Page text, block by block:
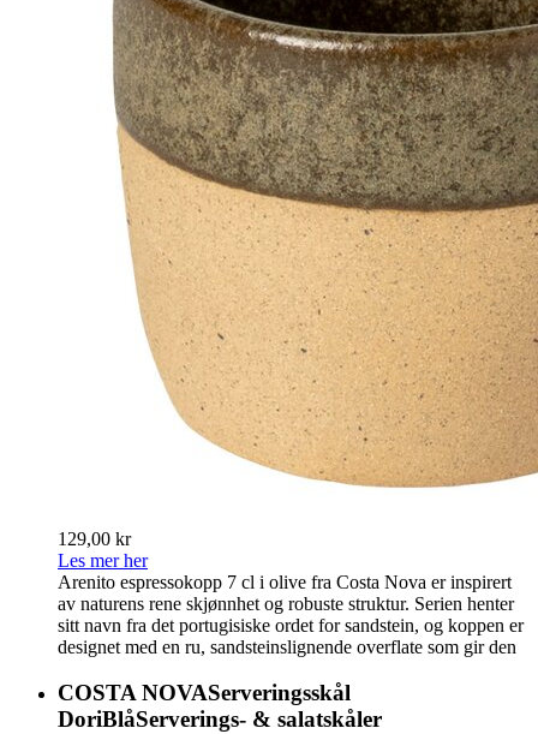
129,00 kr
Les mer her
Arenito espressokopp 7 cl i olive fra Costa Nova er inspirert
av naturens rene skjønnhet og robuste struktur. Serien henter
sitt navn fra det portugisiske ordet for sandstein, og koppen er
designet med en ru, sandsteinslignende overflate som gir den
COSTA NOVAServeringsskål
DoriBlåServerings- & salatskåler